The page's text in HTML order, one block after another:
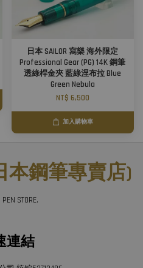
日本 SAILOR 寫樂 海外限定
Professional Gear (PG) 14K 鋼筆
透綠桿金夾 藍綠涅布拉 Blue
Green Nebula
NT$ 6,500
加入購物車
本鋼筆專賣店)
STORE.
連結